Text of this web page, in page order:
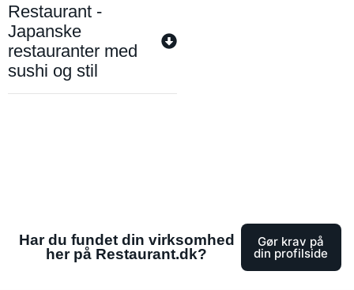
Restaurant -
Japanske
restauranter med
sushi og stil
Har du fundet din virksomhed
her på Restaurant.dk?
Gør krav på
din profilside